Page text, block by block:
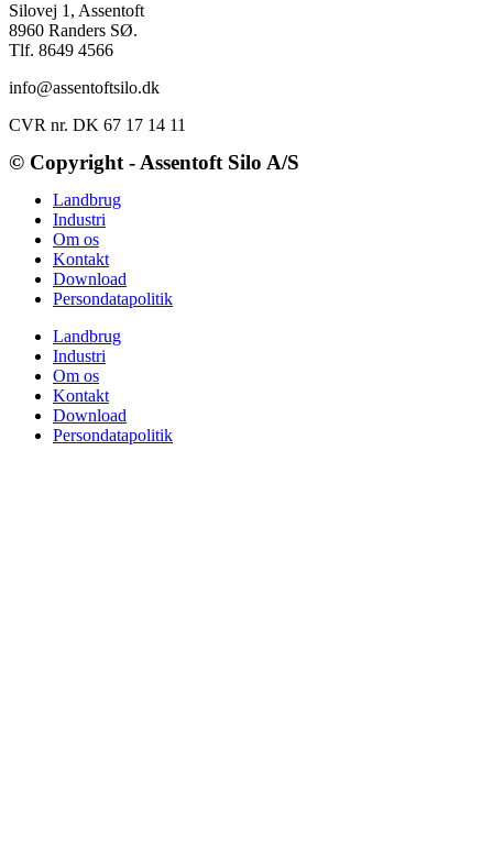
Silovej 1, Assentoft
8960 Randers SØ.
Tlf. 8649 4566
info@assentoftsilo.dk
CVR nr. DK 67 17 14 11
© Copyright - Assentoft Silo A/S
Landbrug
Industri
Om os
Kontakt
Download
Persondatapolitik
Landbrug
Industri
Om os
Kontakt
Download
Persondatapolitik